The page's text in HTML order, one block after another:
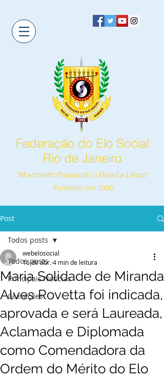
Federação do Elo Social
Rio de Janeiro
"Movimento Passando o Brasil a Limpo"
Fundado em 1990
Post
Todos posts
Principais Notícias
Gravações
Todos posts
Maria Solidade de Miranda
Alves Rovetta foi indicada,
aprovada e será Laureada,
Aclamada e Diplomada
como Comendadora da
Ordem do Mérito do Elo
webelosocial
16 de abr.4 min de leitura